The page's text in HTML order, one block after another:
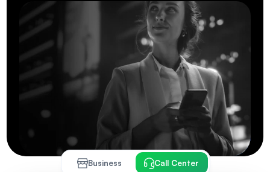
Business Call Center